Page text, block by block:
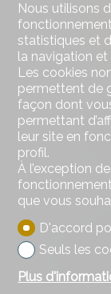
DSI
Ne laissez
Nous utilisons
statistiques et
la navigation et
Les cookies
permettent de
façon dont
permettant
leur site en
profil.
À l’exception
que vous
D'accord
Seuls les
Plus